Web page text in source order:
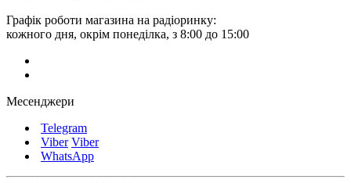
Графік роботи магазина на радіоринку:
кожного дня, окрім понеділка, з 8:00 до 15:00
Месенджери
Telegram
Viber Viber
WhatsApp